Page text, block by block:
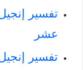
تفسير
عشر
تفسير